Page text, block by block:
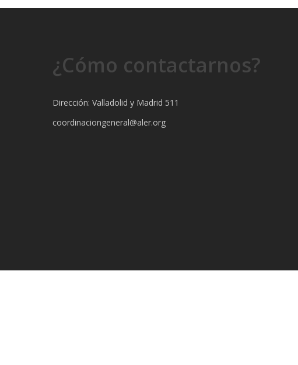
¿Cómo contactarnos?
Dirección: Valladolid y Madrid 511
coordinaciongeneral@aler.org